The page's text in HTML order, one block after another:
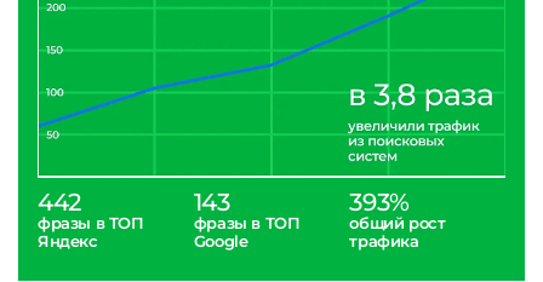
442
фразы в ТОП
Яндекс
143
фразы в ТОП
Google
393%
общий рост
трафика